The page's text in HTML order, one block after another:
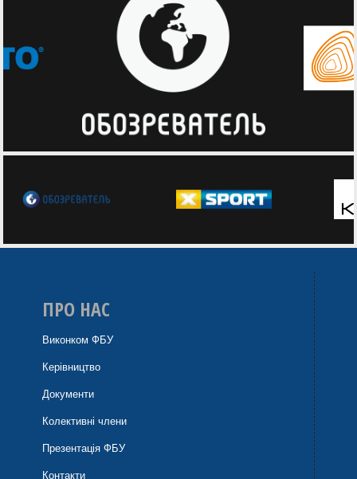
ПРО НАС
Виконком ФБУ
Керівництво
Документи
Колективні члени
Презентація ФБУ
Контакти